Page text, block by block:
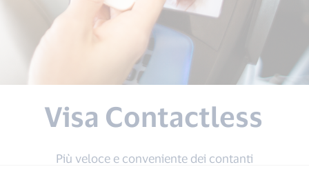
Visa Contactless
Più veloce e conveniente dei contanti